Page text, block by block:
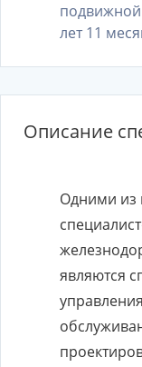
подвижной
лет 11
Описание
Одними из
являются